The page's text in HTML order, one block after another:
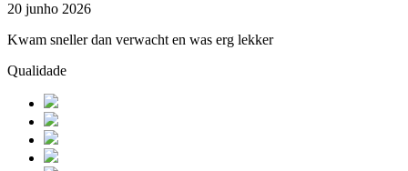
20 junho 2026
Kwam sneller dan verwacht en was erg lekker
Qualidade